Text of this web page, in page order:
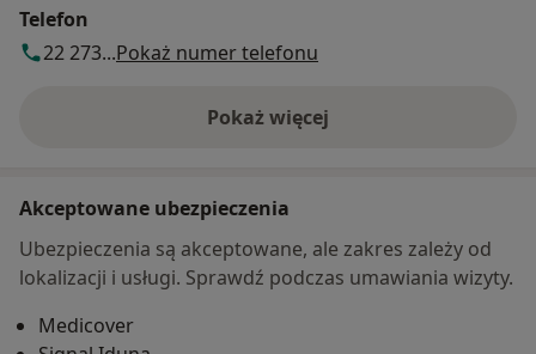
Telefon
22 273...Pokaż numer telefonu
Pokaż więcej
o adresie
Akceptowane ubezpieczenia
Ubezpieczenia są akceptowane, ale zakres zależy od
lokalizacji i usługi. Sprawdź podczas umawiania wizyty.
Medicover